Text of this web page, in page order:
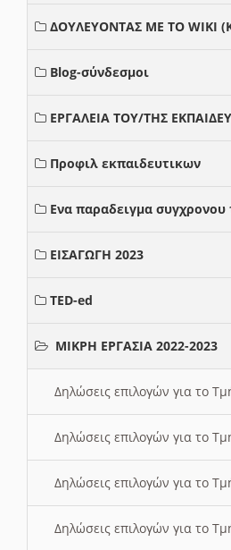
ΔΟΥΛΕΥΟΝΤΑΣ ΜΕ ΤΟ WIKI
Blog-σύνδεσμοι
ΕΡΓΑΛΕΙΑ ΤΟΥ/ΤΗΣ
Προφιλ εκπαιδευτικων
Ενα παραδειγμα
ΕΙΣΑΓΩΓΗ 2023
TED-ed
ΜΙΚΡΗ ΕΡΓΑΣΙΑ 2022-2023
Δηλώσεις επιλογών για το
Δηλώσεις επιλογών για το
Δηλώσεις επιλογών για το
Δηλώσεις επιλογών για το